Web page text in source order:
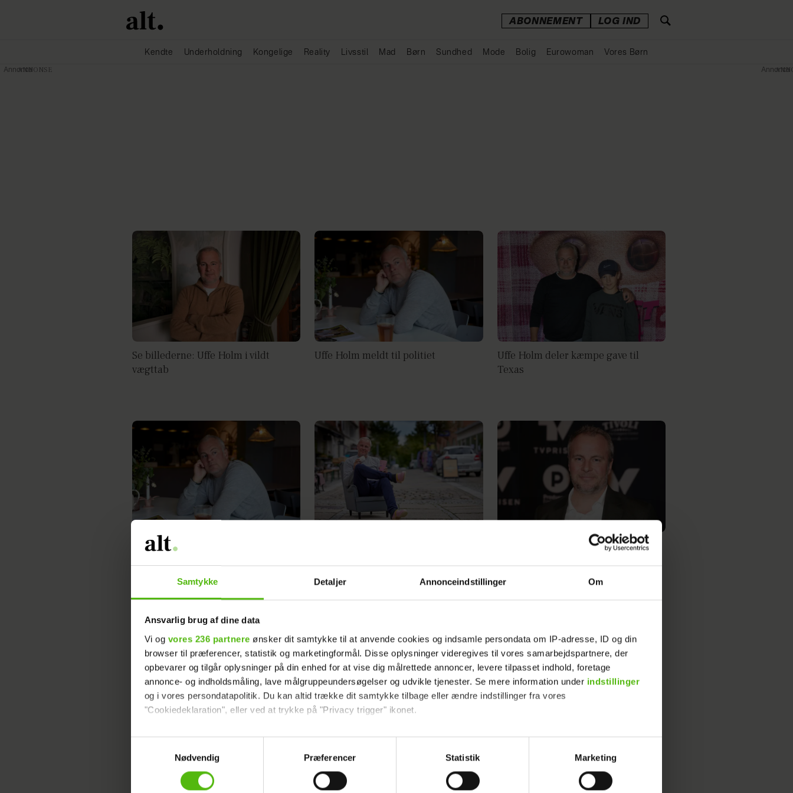
Samtykke Detaljer Annonceindstillinger Om
Ansvarlig brug af dine data
Vi og vores 236 partnere ønsker dit samtykke til at anvende cookies og indsamle persondata om IP-adresse, ID og din
browser til præferencer, statistik og marketingformål. Disse oplysninger videregives til vores samarbejdspartnere, der
opbevarer og tilgår oplysninger på din enhed for at vise dig målrettede annoncer, levere tilpasset indhold, foretage
annonce- og indholdsmåling, lave målgruppeundersøgelser og udvikle tjenester. Se mere information under indstillinger
og i vores persondatapolitik. Du kan altid trække dit samtykke tilbage eller ændre indstillinger fra vores
"Cookiedeklaration", eller ved at trykke på "Privacy trigger" ikonet.
Dine valg anvendes på hele websitet.
Vi ønsker dit samtykke til at indsamle og bruge data for at kunne levere og finansiere relevant journalistisk indhold til dig.
Vi anvender egne cookies og cookies fra tredjeparter til at at optimere dit besøg på vores hjemmeside. Vi indsamler data
Nødvendig
Præferencer Statistik Marketing
ABONNEMENT LOG IND
Kendte Underholdning Kongelige Reality Livsstil Mad Børn Sundhed Mode Bolig Eurowoman Vores Børn
Se billederne: Uffe Holm i vildt
vægttab
Uffe Holm meldt til politiet
Uffe Holm deler kæmpe gave til
Texas
Uffe Holm afslører: Skred fra
Uffe Holms søn springer ud som
skuespiller
Uffe Holm efter 18 dage uden
familien: Endelig genforenet
Uffe Holm siger nej: Intet reality-tv
til Holly
ÅH NEJ! Er det slut med Holly på
Instagram?
HAHA: Holly vandt en Zulu Award -
sådan siger hun tak
Træt Holly måtte droppe DR-
Annonce Annonce